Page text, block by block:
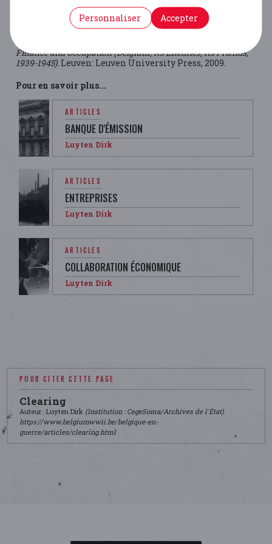
Bibliographie
Van der Wee, Herman., and Monique. Verbreyt.
Nation in the Turmoil of the Second World War: Money,
Finance and Occupation (Belgium, Its Enemies, Its Friends,
1939-1945). Leuven: Leuven University Press, 2009.
Pour en savoir plus...
ARTICLES
BANQUE D'ÉMISSION
Luyten Dirk
ARTICLES
ENTREPRISES
Luyten Dirk
ARTICLES
COLLABORATION ÉCONOMIQUE
Luyten Dirk
POUR CITER CETTE PAGE
Clearing
Auteur : Luyten Dirk (Institution : CegeSoma/Archives de l'État)
https://www.belgiumwwii.be/belgique-en-
guerre/articles/clearing.html
Personnaliser Accepter